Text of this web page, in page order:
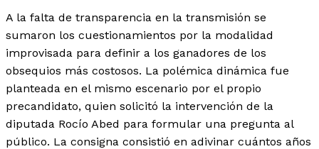
A la falta de transparencia en la transmisión se
sumaron los cuestionamientos por la modalidad
improvisada para definir a los ganadores de los
obsequios más costosos. La polémica dinámica fue
planteada en el mismo escenario por el propio
precandidato, quien solicitó la intervención de la
diputada Rocío Abed para formular una pregunta al
público. La consigna consistió en adivinar cuántos años